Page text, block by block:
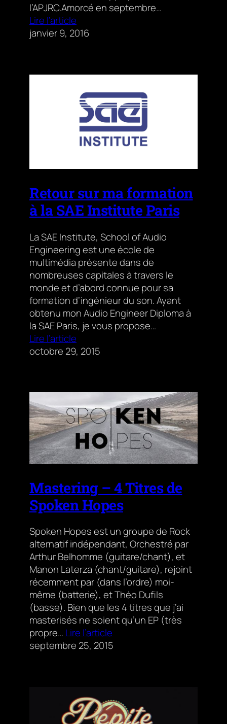
l’APJRC.Amorcé en septembre…
Lire l’article
janvier 9, 2016
Retour sur ma formation
à la SAE Institute Paris
La SAE Institute, School of Audio
Engineering est une école de
multimédia présente dans de
nombreuses capitales à travers le
monde et d’abord connue pour sa
formation d’ingénieur du son. Ayant
obtenu mon Audio Engineer Diploma à
la SAE Paris, je vous propose…
Lire l’article
octobre 29, 2015
Mastering – 4 Titres de
Spoken Hopes
Spoken Hopes est un groupe de Rock
alternatif indépendant, Orchestré par
Arthur Belhomme (guitare/chant), et
Manon Laterza (chant/guitare), rejoint
récemment par (dans l’ordre) moi-
même (batterie), et Théo Dufils
(basse). Bien que les 4 titres que j’ai
masterisés ne soient qu’un EP (très
propre… Lire l’article
septembre 25, 2015